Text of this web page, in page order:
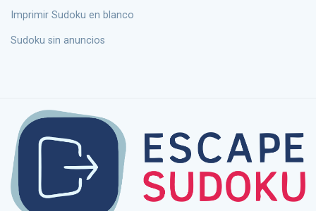
Imprimir Sudoku en blanco
Sudoku sin anuncios